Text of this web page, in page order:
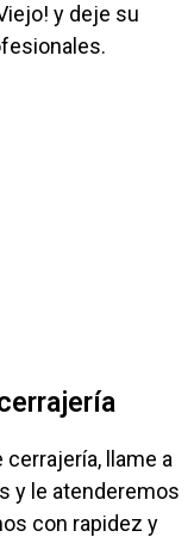
y deje su
llame a
y le atenderemos
con rapidez y